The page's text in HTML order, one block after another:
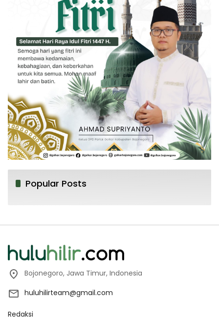
Popular Posts
Bojonegoro, Jawa Timur, Indonesia
huluhilirteam@gmail.com
Redaksi